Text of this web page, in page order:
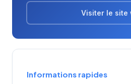
Visiter le site
Informations rapides